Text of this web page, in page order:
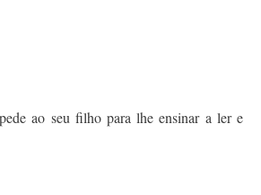
ao seu filho para lhe ensinar a ler e